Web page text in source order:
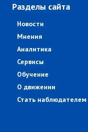
Разделы сайта
Новости
Мнения
Аналитика
Сервисы
Обучение
О движении
Стать наблюдателем